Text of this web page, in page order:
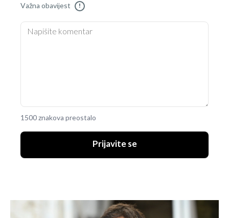
Važna obavijest !
1500 znakova preostalo
Prijavite se